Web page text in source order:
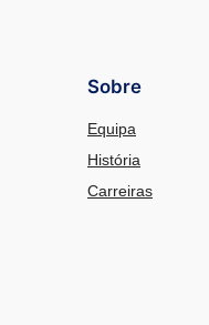
Sobre
Equipa
História
Carreiras